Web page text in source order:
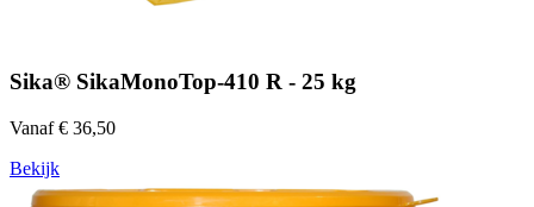
Sika® SikaMonoTop-410 R - 25 kg
Vanaf € 36,50
Bekijk